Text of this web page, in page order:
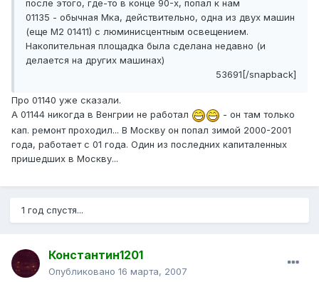
после этого, где-то в конце 90-х, попал к нам
01135 - обычная Мка, действительно, одна из двух машин
(еще М2 01411) с люминисцентным освещением.
Накопительная площадка была сделана недавно (и
делается на других машинах)
53691[/snapback]
Про 01140 уже сказали.
А 01144 никогда в Венгрии не работал
- он там только
кап. ремонт проходил... В Москву он попал зимой 2000-2001
года, работает с 01 года. Один из последних капиталенных
пришедших в Москву...
1 год спустя...
Константин1201
Опубликовано 16 марта, 2007